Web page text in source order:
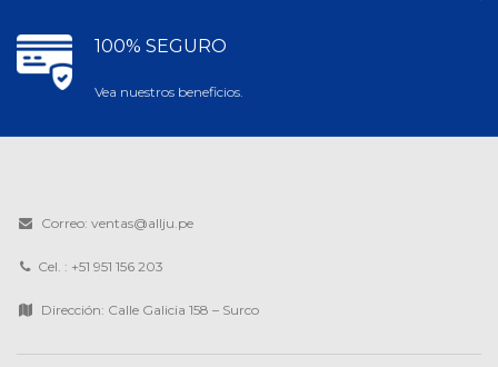
100% SEGURO
Vea nuestros beneficios.
Correo: ventas@allju.pe
Cel. : +51 951 156 203
Dirección: Calle Galicia 158 – Surco